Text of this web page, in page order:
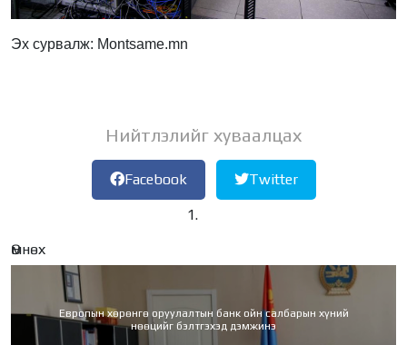
Эх сурвалж: Montsame.mn
Нийтлэлийг хуваалцах
Facebook Twitter
Өмнөх
Европын хөрөнгө оруулалтын банк ойн салбарын хүний
нөөцийг бэлтгэхэд дэмжинэ